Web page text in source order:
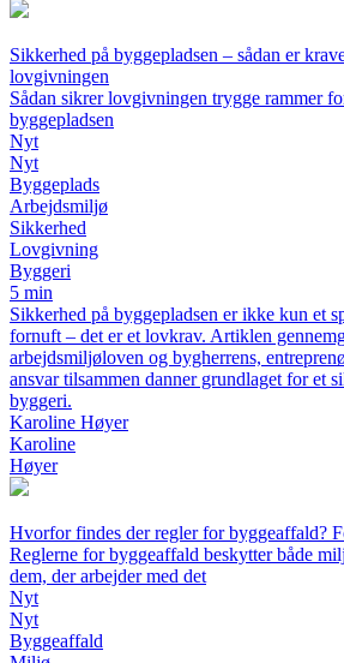
Sikkerhed på byggepladsen – sådan er
lovgivningen
Sådan sikrer lovgivningen trygge rammer
byggepladsen
Nyt
Nyt
Byggeplads
Arbejdsmiljø
Sikkerhed
Lovgivning
Byggeri
5 min
Sikkerhed på byggepladsen er ikke kun et
fornuft – det er et lovkrav. Artiklen
arbejdsmiljøloven og bygherrens,
ansvar tilsammen danner grundlaget for et
byggeri.
Karoline Høyer
Karoline
Høyer
Hvorfor findes der regler for byggeaffald?
Reglerne for byggeaffald beskytter både
dem, der arbejder med det
Nyt
Nyt
Byggeaffald